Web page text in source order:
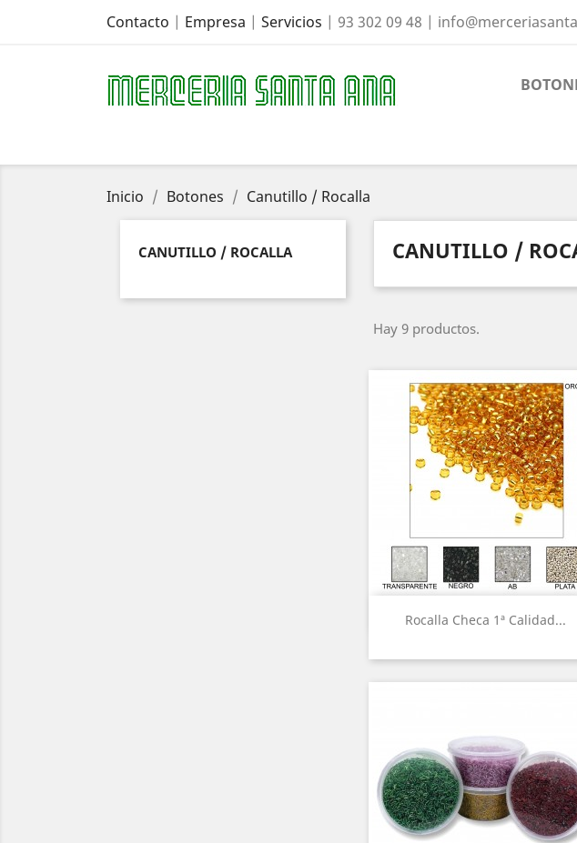
Contacto | Empresa | Servicios | 93 302 09 48 |
Inicio Botones Canutillo / Rocalla
CANUTILLO / ROCALLA CANUTILLO /
Hay 9 productos.
Rocalla Checa 1ª Calidad...
 Vista rápida